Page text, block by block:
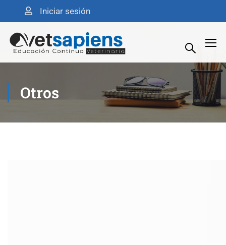
Iniciar sesión
Otros